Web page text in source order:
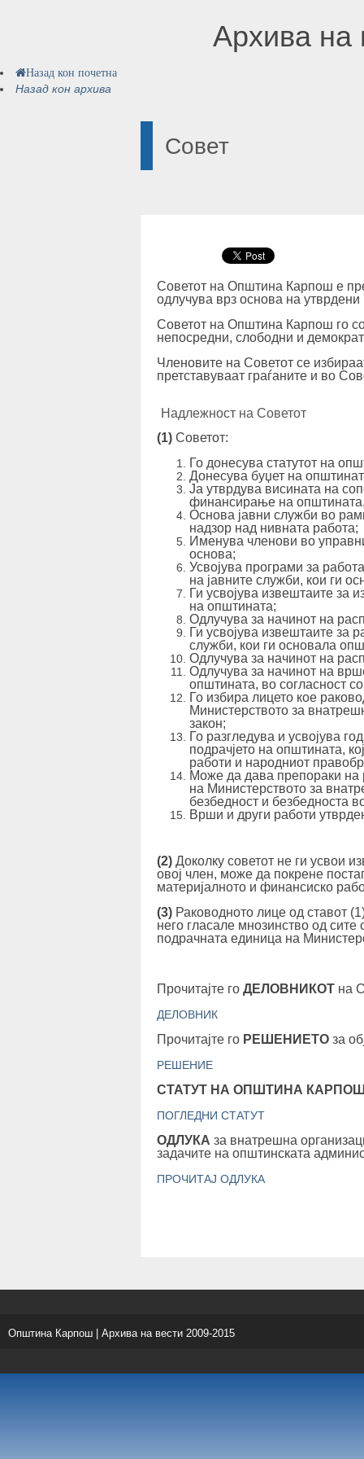
Архива на
Назад кон почетна
Назад кон архива
Совет
Советот на Општина Карпош е
одлучува врз основа на
Советот на Општина Карпош го
непосредни, слободни и
Членовите на Советот се
претставуваат граѓаните и во
Надлежност на Советот
(1) Советот:
Го донесува статутот на
Донесува буџет на
Ја утврдува висината на
финансирање на
Основа јавни служби во
надзор над нивната работа;
Именува членови во
основа;
Усвојува програми за
на јавните служби, кои ги
Ги усвојува извештаите за
на општината;
Одлучува за начинот на
Ги усвојува извештаите за
служби, кои ги основала
Одлучува за начинот на
Одлучува за начинот на
општината, во согласност
Го избира лицето кое
Министерството за
закон;
Го разгледува и усвојува
подрачјето на општината,
работи и народниот
Може да дава препораки на
на Министерството за
безбедност и безбедноста
Врши и други работи
(2) Доколку советот не ги усвои
овој член, може да покрене
материјалното и финансиско
(3) Раководното лице од ставот
него гласале мнозинство од
подрачната единица на
Прочитајте гоДЕЛОВНИКОТ на
ДЕЛОВНИК
Прочитајте го РЕШЕНИЕТО за
РЕШЕНИЕ
СТАТУТ НА ОПШТИНА
ПОГЛЕДНИ СТАТУТ
ОДЛУКА за внатрешна
задачите на општинската
ПРОЧИТАЈ ОДЛУКА
Општина Карпош | Архива на вести 2009-2015